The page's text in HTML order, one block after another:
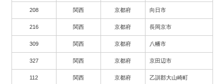
208 関西 京都府 向日市
216 関西 京都府 長岡京市
309 関西 京都府 八幡市
327 関西 京都府 京田辺市
112 関西 京都府 乙訓郡大山崎町